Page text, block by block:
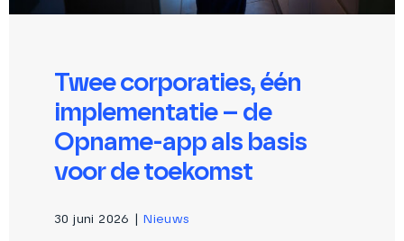
Twee corporaties, één
implementatie – de
Opname-app als basis
voor de toekomst
30 juni 2026 Nieuws